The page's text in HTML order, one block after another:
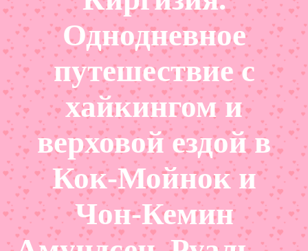
Однодневное
путешествие с
хайкингом и
верховой ездой в
Кок-Мойнок и
Чон-Кемин